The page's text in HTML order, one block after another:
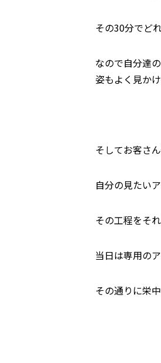
その30分でど
なので自分達
姿もよく見か
そしてお客さ
自分の見たい
その工程をそ
当日は専用の
その通りに栄